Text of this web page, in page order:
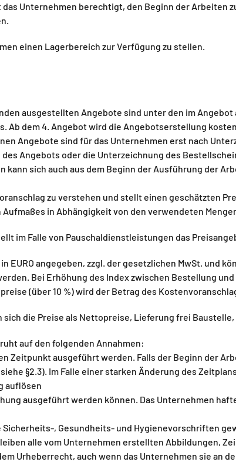
Unternehmen berechtigt, den Beginn der Arbeiten
einen Lagerbereich zur Verfügung zu stellen.
ausgestellten Angebote sind unter den im
Ab dem 4. Angebot wird die Angebotserstellung
Angebote sind für das Unternehmen erst nach
des Angebots oder die Unterzeichnung des
kann sich auch aus dem Beginn der Ausführung der
zu verstehen und stellt einen geschätzten
in Abhängigkeit von den verwendeten
im Falle von Pauschaldienstleistungen das
EURO angegeben, zzgl. der gesetzlichen MwSt. und
Bei Erhöhung des Index zwischen Bestellung
(über 10 %) wird der Betrag des
die Preise als Nettopreise, Lieferung frei Baustelle,
auf den folgenden Annahmen:
Zeitpunkt ausgeführt werden. Falls der Beginn der
§2.3). Im Falle einer starken Änderung des
auflösen
ausgeführt werden können. Das Unternehmen
Sicherheits-, Gesundheits- und Hygienevorschriften
alle vom Unternehmen erstellten Abbildungen,
Urheberrecht, auch wenn das Unternehmen sie an